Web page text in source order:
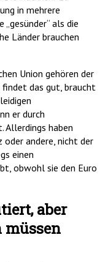
in mehrere
als die
Länder brauchen
Union gehören der
das gut, braucht
er durch
Allerdings haben
oder andere, nicht der
einen
obwohl sie den Euro
aber